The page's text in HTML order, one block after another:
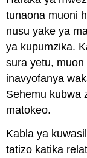
tunaona muoni
nusu yake ya
ya kupumzika.
sura yetu,
inavyofanya
Sehemu kubwa
matokeo.
Kabla ya
tatizo katika